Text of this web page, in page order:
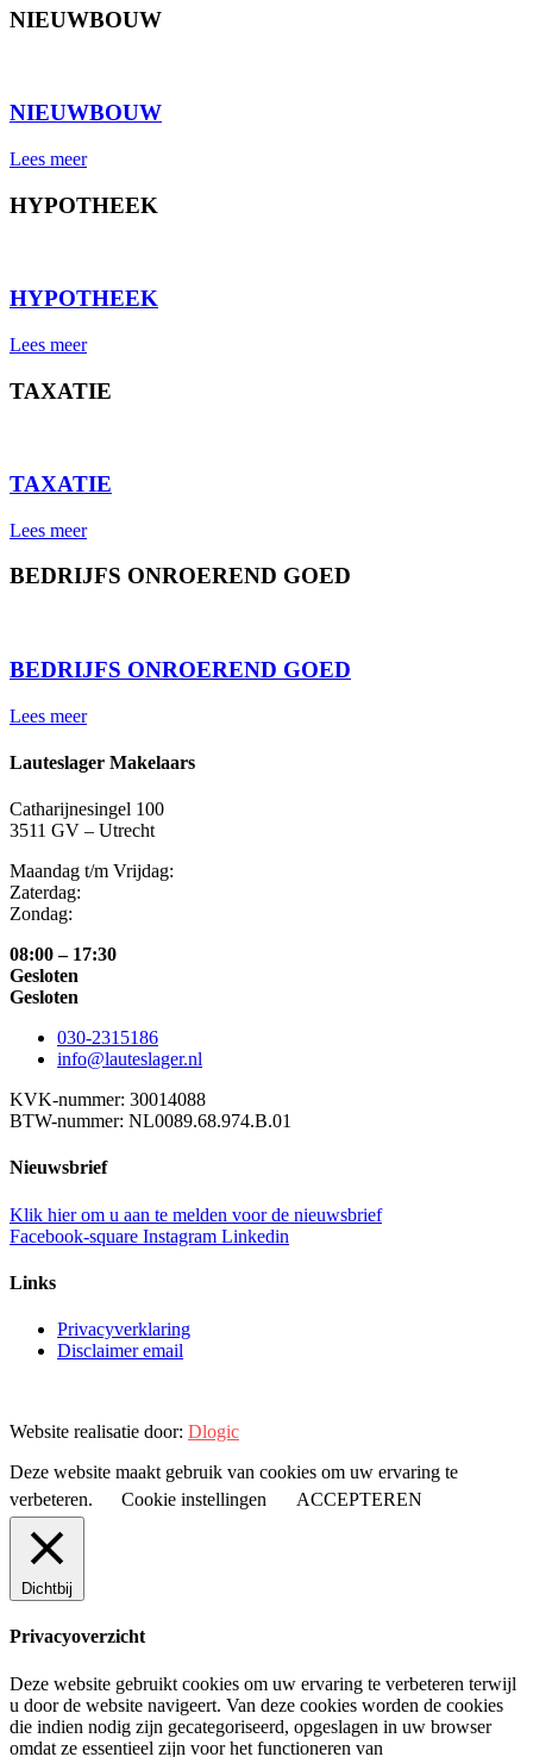
NIEUWBOUW
NIEUWBOUW
Lees meer
HYPOTHEEK
HYPOTHEEK
Lees meer
TAXATIE
TAXATIE
Lees meer
BEDRIJFS ONROEREND GOED
BEDRIJFS ONROEREND GOED
Lees meer
Lauteslager Makelaars
Catharijnesingel 100
3511 GV – Utrecht
Maandag t/m Vrijdag:
Zaterdag:
Zondag:
08:00 – 17:30
Gesloten
Gesloten
030-2315186
info@lauteslager.nl
KVK-nummer: 30014088
BTW-nummer: NL0089.68.974.B.01
Nieuwsbrief
Klik hier om u aan te melden voor de nieuwsbrief
Facebook-square Instagram Linkedin
Links
Privacyverklaring
Disclaimer email
Website realisatie door: Dlogic
Deze website maakt gebruik van cookies om uw ervaring te
verbeteren.
Cookie instellingen ACCEPTEREN
Dichtbij
Privacyoverzicht
Deze website gebruikt cookies om uw ervaring te verbeteren terwijl
u door de website navigeert. Van deze cookies worden de cookies
die indien nodig zijn gecategoriseerd, opgeslagen in uw browser
omdat ze essentieel zijn voor het functioneren van